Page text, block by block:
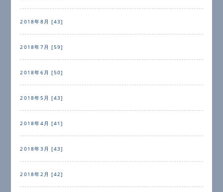
2018年8月 [43]
2018年7月 [59]
2018年6月 [50]
2018年5月 [43]
2018年4月 [41]
2018年3月 [43]
2018年2月 [42]